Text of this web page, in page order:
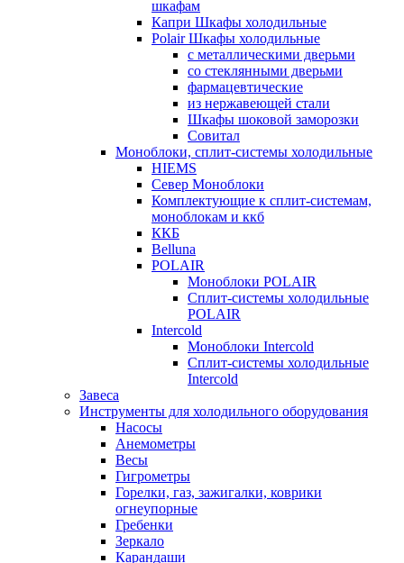
шкафам
Капри Шкафы холодильные
Polair Шкафы холодильные
с металлическими дверьми
со стеклянными дверьми
фармацевтические
из нержавеющей стали
Шкафы шоковой заморозки
Совитал
Моноблоки, сплит-системы холодильные
HIEMS
Север Моноблоки
Комплектующие к сплит-системам,
моноблокам и ккб
ККБ
Belluna
POLAIR
Моноблоки POLAIR
Сплит-системы холодильные
POLAIR
Intercold
Моноблоки Intercold
Сплит-системы холодильные
Intercold
Завеса
Инструменты для холодильного оборудования
Насосы
Анемометры
Весы
Гигрометры
Горелки, газ, зажигалки, коврики
огнеупорные
Гребенки
Зеркало
Карандаши